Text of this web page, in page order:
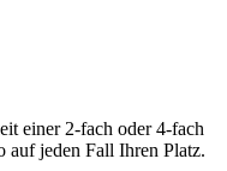
einer 2-fach oder 4-fach
auf jeden Fall Ihren Platz.